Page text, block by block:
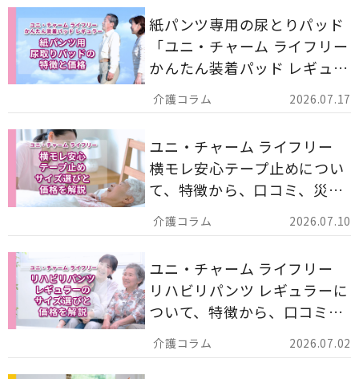
2026.07.17
紙パンツ専用の尿とりパッド
「ユニ・チャーム ライフリー
かんたん装着パッド レギュラ
ー 計162枚」について解説し
ます。
2026.07.10
ユニ・チャーム ライフリー
横モレ安心テープ止めについ
て、特徴から、口コミ、災害
備蓄としての活用法まで分か
りやすく解説します。
2026.07.02
ユニ・チャーム ライフリー
リハビリパンツ レギュラーに
ついて、特徴から、口コミ、
災害備蓄としての活用法まで
分かりやすく解説します。